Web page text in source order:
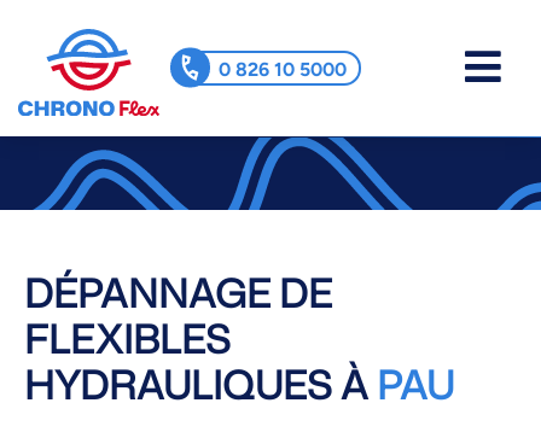
0 826 10 5000
DÉPANNAGE DE
FLEXIBLES
HYDRAULIQUES ÀPAU